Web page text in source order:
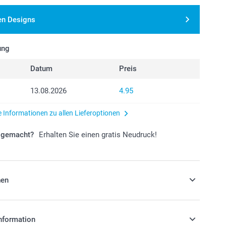
Designs
Datum Preis
13.08.2026 4.95
Informationen zu allen Lieferoptionen
Erhalten Sie einen gratis Neudruck!
oder matt strukturiertem Papier
Reception Cards wahlweise besonders